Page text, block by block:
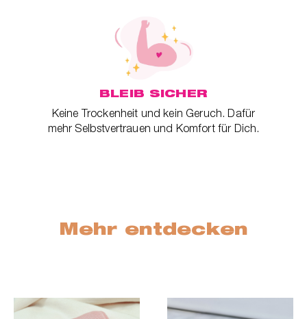
BLEIB SICHER
Keine Trockenheit und kein Geruch. Dafür
mehr Selbstvertrauen und Komfort für Dich.
Mehr entdecken